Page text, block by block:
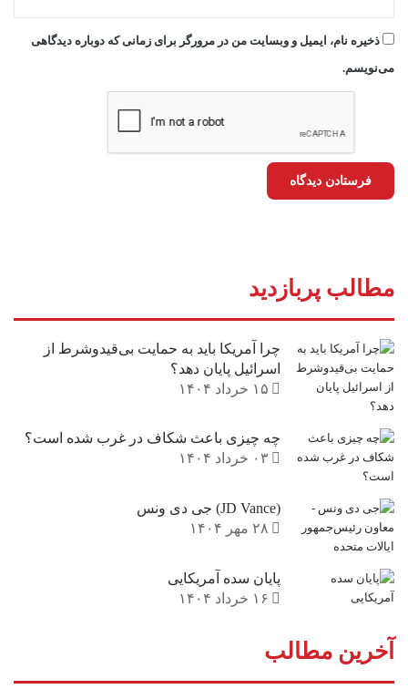
ذخیره نام، ایمیل و وبسایت من در مرورگر برای زمانی که دوباره دیدگاهی
می‌نویسم.
مطالب پربازدید
چرا آمریکا باید به حمایت بی‌قیدوشرط از
اسرائیل پایان دهد؟
۱۵ خرداد ۱۴۰۴
چه چیزی باعث شکاف در غرب شده است؟
۰۳ خرداد ۱۴۰۴
(JD Vance) جی دی ونس
۲۸ مهر ۱۴۰۴
پایان سده آمریکایی
۱۶ خرداد ۱۴۰۴
آخرین مطالب